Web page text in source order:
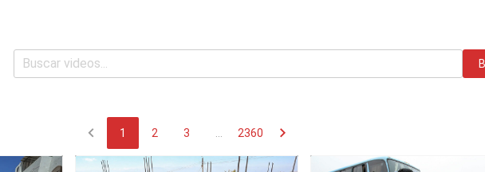
chevron_left 1 2 3 ... 2360 chevron_right